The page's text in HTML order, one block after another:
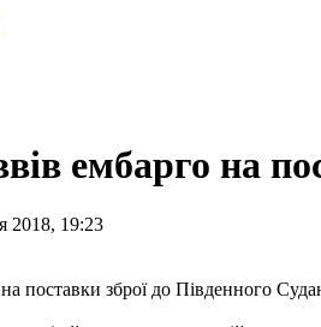
ембарго на
2018, 19:23